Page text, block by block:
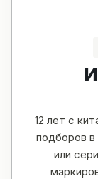
12 лет с
подборов
или